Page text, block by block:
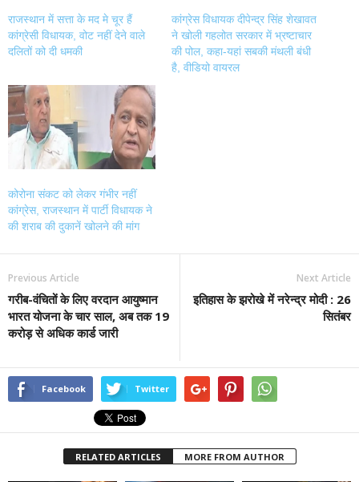
राजस्थान में सत्ता के मद मे चूर हैं
कांग्रेसी विधायक, वोट नहीं देने वाले
दलितों को दी धमकी
कांग्रेस विधायक दीपेन्द्र सिंह शेखावत
ने खोली गहलोत सरकार में भ्रष्टाचार
की पोल, कहा-यहां सबकी मंथली बंधी
है, वीडियो वायरल
कोरोना संकट को लेकर गंभीर नहीं
कांग्रेस, राजस्थान में पार्टी विधायक ने
की शराब की दुकानें खोलने की मांग
Previous Article
गरीब-वंचितों के लिए वरदान आयुष्मान
भारत योजना के चार साल, अब तक 19
करोड़ से अधिक कार्ड जारी
Next Article
इतिहास के झरोखे में नरेन्द्र मोदी : 26
सितंबर
Facebook Twitter
RELATED ARTICLES MORE FROM AUTHOR